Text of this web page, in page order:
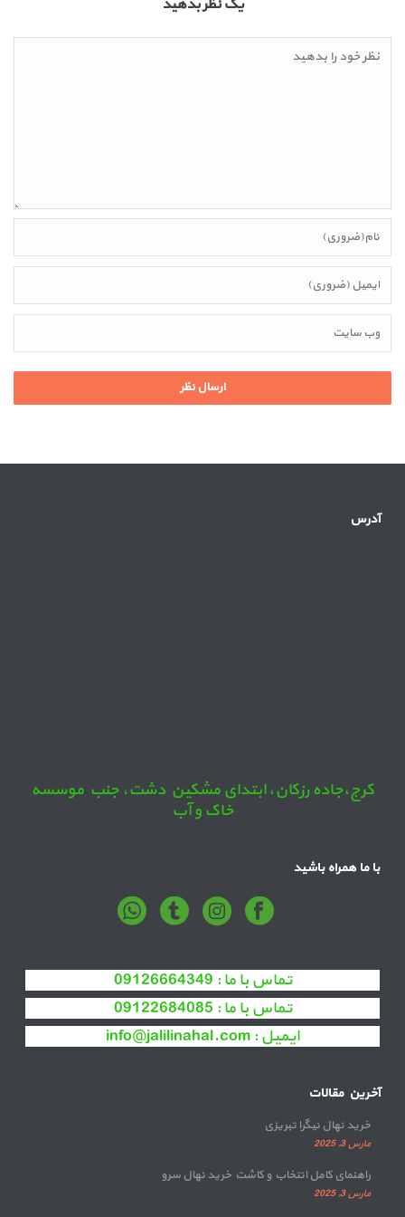
یک نظر بدهید
آدرس
کرج،جاده رزکان، ابتدای مشکین دشت، جنب موسسه
خاک و آب
با ما همراه باشید
تماس با ما : 09126664349
تماس با ما : 09122684085
ایمیل : info@jalilinahal.com
آخرین مقالات
خرید نهال نیگرا تبریزی
مارس 3, 2025
راهنمای کامل انتخاب و کاشت خرید نهال سرو
مارس 3, 2025